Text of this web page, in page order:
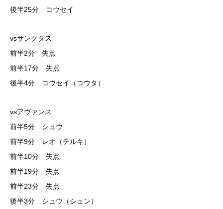
後半25分 コウセイ
vsサンクタス
前半2分 失点
前半17分 失点
後半4分 コウセイ（コウタ）
vsアヴァンス
前半5分 シュウ
前半9分 レオ（テルキ）
前半10分 失点
前半19分 失点
前半23分 失点
後半3分 シュウ（シュン）